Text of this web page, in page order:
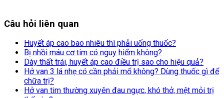
Câu hỏi liên quan
Huyết áp cao bao nhiêu thì phải uống thuốc?
Bị nhồi máu cơ tim có nguy hiểm không?
Dày thất trái, huyết áp cao điều trị sao cho hiệu quả?
Hở van 3 lá nhẹ có cần phải mổ không? Dùng thuốc gì để
chữa trị?
Hở van tim thường xuyên đau ngực, khó thở, mệt mỏi trị